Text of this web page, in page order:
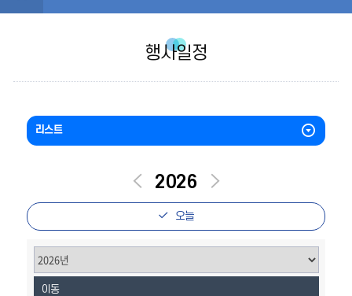
행사일정
리스트
이
전
2026
오늘
이동